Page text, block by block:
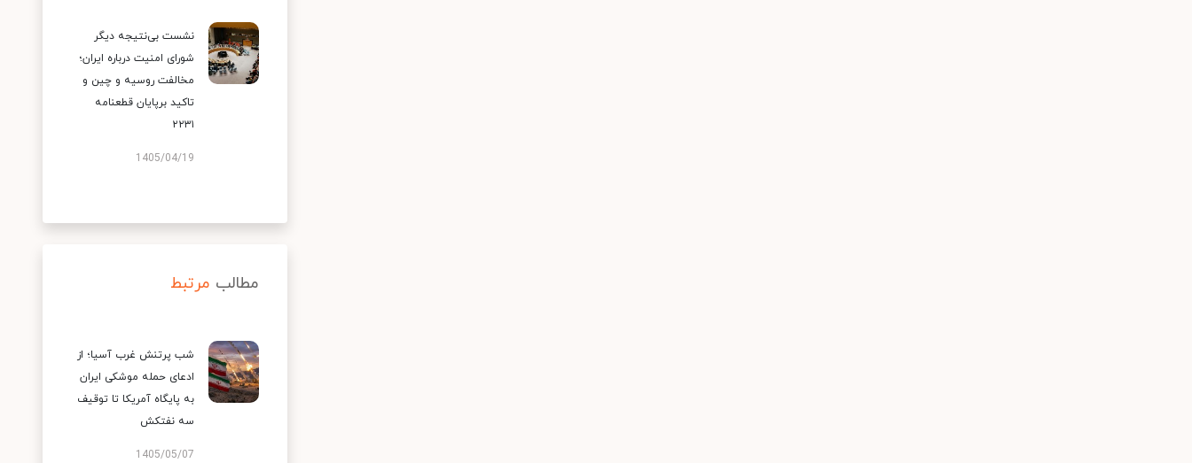
نشست بی‌نتیجه دیگر
شورای امنیت درباره ایران؛
مخالفت روسیه و چین و
تاکید برپایان قطعنامه
۲۲۳۱
1405/04/19
مطالب مرتبط
شب پرتنش غرب آسیا؛ از
ادعای حمله موشکی ایران
به پایگاه آمریکا تا توقیف
سه نفتکش
1405/05/07